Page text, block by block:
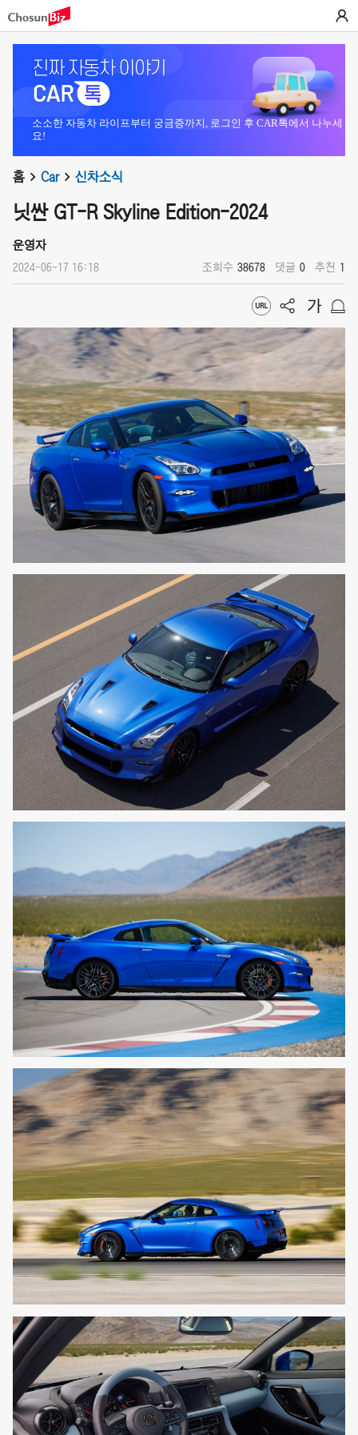
소소한 자동차 라이프부터 궁금증까지, 로그인 후 CAR톡에서 나누세
요!
홈 Car 신차소식
닛싼 GT-R Skyline Edition-2024
운영자
2024-06-17 16:18 조회수 38678 댓글 0 추천 1